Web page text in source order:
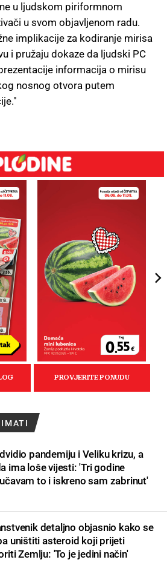
u ljudskom piriformnom
u svom objavljenom radu.
implikacije za kodiranje mirisa
i pružaju dokaze da ljudski PC
informacija o mirisu
nosnog otvora putem
pandemiju i Veliku krizu, a
ima loše vijesti: 'Tri godine
to i iskreno sam zabrinut'
detaljno objasnio kako se
uništiti asteroid koji prijeti
Zemlju: 'To je jedini način'